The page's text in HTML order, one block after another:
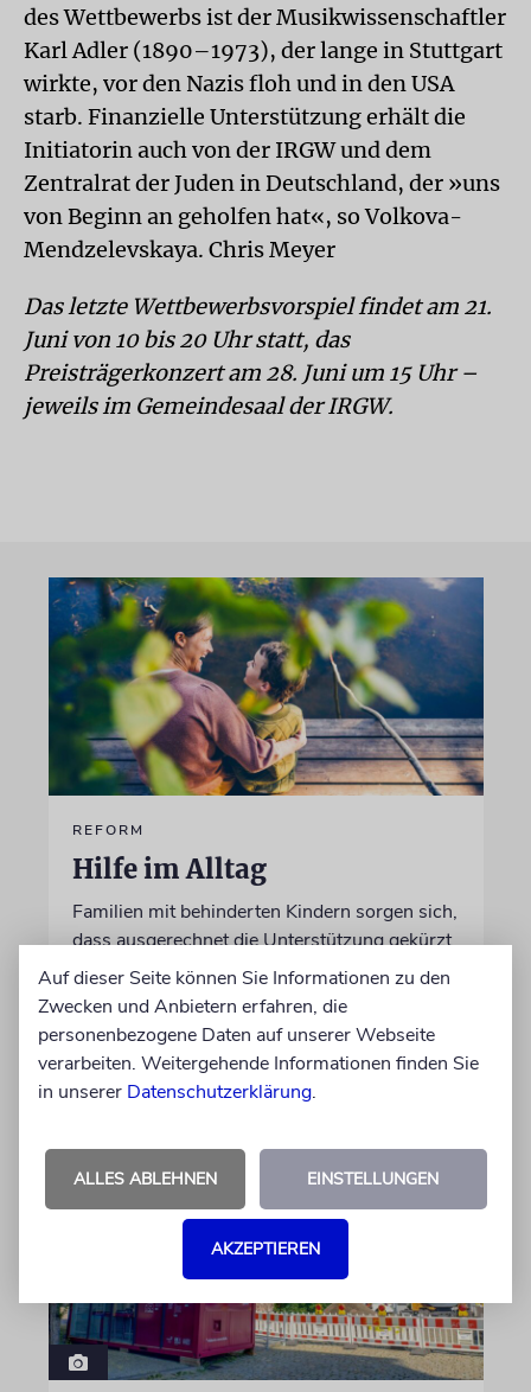
des Wettbewerbs ist der Musikwissenschaftler
Karl Adler (1890–1973), der lange in Stuttgart
wirkte, vor den Nazis floh und in den USA
starb. Finanzielle Unterstützung erhält die
Initiatorin auch von der IRGW und dem
Zentralrat der Juden in Deutschland, der »uns
von Beginn an geholfen hat«, so Volkova-
Mendzelevskaya. Chris Meyer
Das letzte Wettbewerbsvorspiel findet am 21.
Juni von 10 bis 20 Uhr statt, das
Preisträgerkonzert am 28. Juni um 15 Uhr –
jeweils im Gemeindesaal der IRGW.
REFORM
Hilfe im Alltag
Familien mit behinderten Kindern sorgen sich,
dass ausgerechnet die Unterstützung gekürzt
wird, die ihnen ein selbstbestimmtes Leben
ermöglicht
von Christine Schmitt
05.08.2026
Auf dieser Seite können Sie Informationen zu den
Zwecken und Anbietern erfahren, die
personenbezogene Daten auf unserer Webseite
verarbeiten. Weitergehende Informationen finden Sie
in unserer Datenschutzerklärung.
ALLES ABLEHNEN EINSTELLUNGEN
AKZEPTIEREN